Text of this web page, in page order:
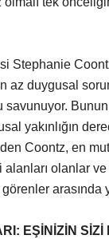
Stephanie
az duygusal
Bunun
yakınlığın
Coontz, en
alanları olanlar
arasında
EŞİNİZİN SİZİ